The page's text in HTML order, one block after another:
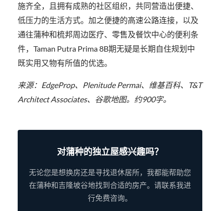
施齐全，且拥有成熟的社区组织，共同营造出便捷、
低压力的生活方式。加之便捷的高速公路连接，以及
通往蒲种和梳邦周边医疗、零售及餐饮中心的便利条
件，Taman Putra Prima 8B期无疑是长期自住规划中
既实用又物有所值的优选。
来源：EdgeProp、Plenitude Permai、维基百科、T&T
Architect Associates、谷歌地图。约900字。
对蒲种的独立屋感兴趣吗？
无论您是想换房还是寻找退休居所，我都能帮助您
在蒲种和吉隆坡谷地找到合适的房产。请联系我进
行免费咨询。